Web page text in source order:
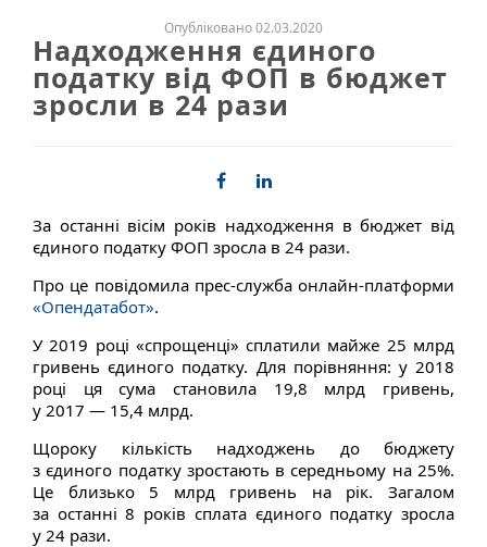
Опубліковано 02.03.2020
Надходження єдиного
податку від ФОП в бюджет
зросли в 24 рази
За останні вісім років надходження в бюджет від
єдиного податку ФОП зросла в 24 рази.
Про це повідомила прес-служба онлайн-платформи
«Опендатабот».
У 2019 році «спрощенці» сплатили майже 25 млрд
гривень єдиного податку. Для порівняння: у 2018
році ця сума становила 19,8 млрд гривень,
у 2017 — 15,4 млрд.
Щороку кількість надходжень до бюджету
з єдиного податку зростають в середньому на 25%.
Це близько 5 млрд гривень на рік. Загалом
за останні 8 років сплата єдиного податку зросла
у 24 рази.